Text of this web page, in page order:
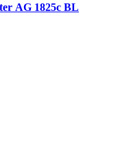
AG 1825c BL